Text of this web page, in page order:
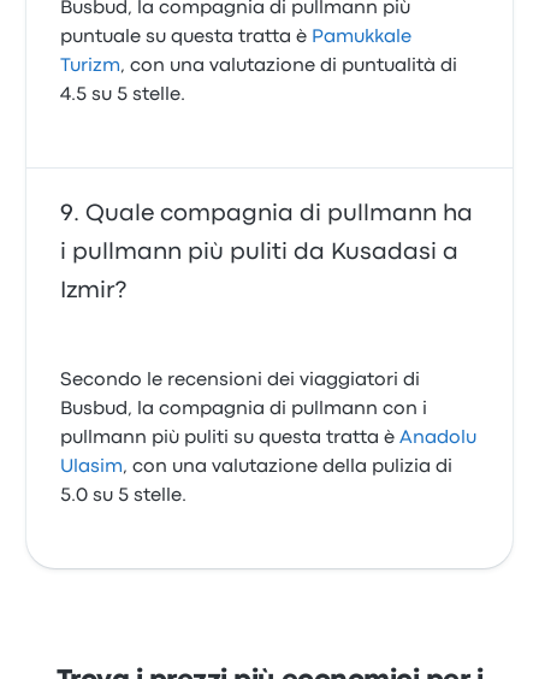
Busbud, la compagnia di pullmann più
puntuale su questa tratta è Pamukkale
Turizm, con una valutazione di puntualità di
4.5 su 5 stelle.
Quale compagnia di pullmann ha
i pullmann più puliti da Kusadasi a
Izmir?
Secondo le recensioni dei viaggiatori di
Busbud, la compagnia di pullmann con i
pullmann più puliti su questa tratta èAnadolu
Ulasim, con una valutazione della pulizia di
5.0 su 5 stelle.